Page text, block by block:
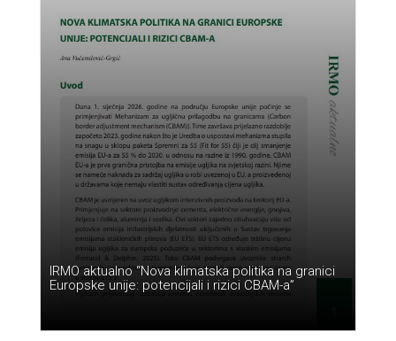
IRMO aktualno “Nova klimatska politika na granici
Europske unije: potencijali i rizici CBAM-a”